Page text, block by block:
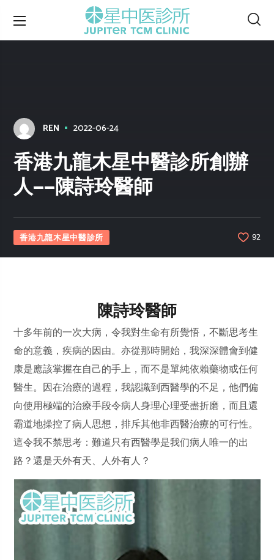
REN 2022-06-24
香港九龍木星中醫診所創辦
人——陳詩玲醫師
香港九龍木星中醫診所 92
陳詩玲醫師
十多年前的一次大病，令我對生命有所覺悟，不斷思考生
命的意義，疾病的因由。亦從那時開始，我深深體會到健
康是應該掌握在自己的手上，而不是單純依賴藥物或任何
醫生。因在治療的過程，我認識到西醫學的不足，他們偏
向使用極端的治療手段令病人身理心理受盡折磨，而且還
霸道地操控了病人思想，排斥其他非西醫治療的可行性。
這令我不禁思考：難道只有西醫學是我们病人唯一的出
路？還是天外有天、人外有人？